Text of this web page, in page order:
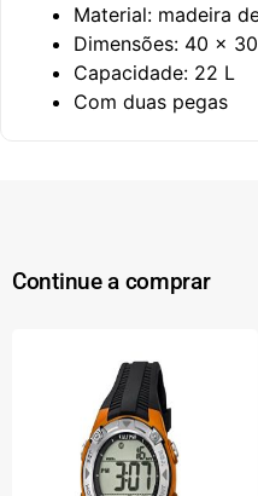
Material: madeira
Dimensões: 40 x
Capacidade: 22 L
Com duas pegas
Continue a comprar